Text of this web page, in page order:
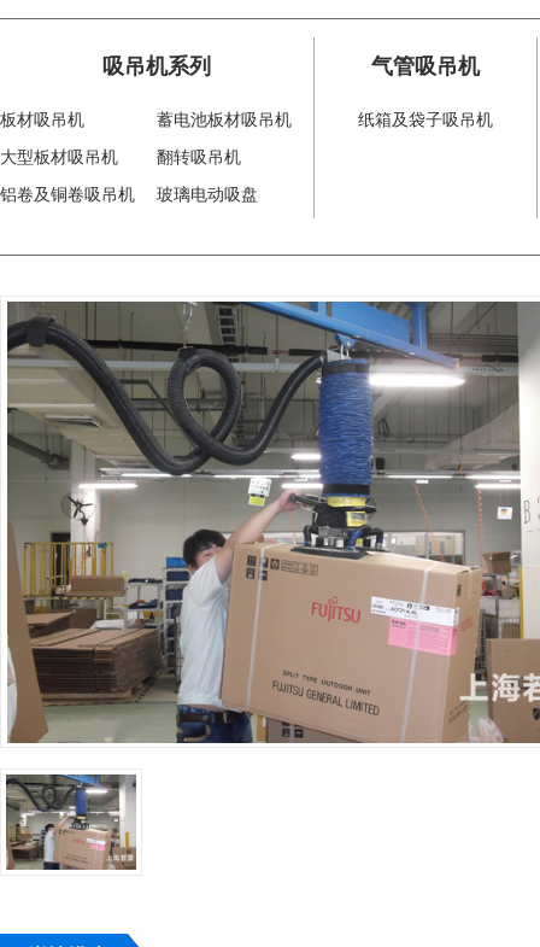
吸吊机系列
板材吸吊机 蓄电池板材吸吊机
大型板材吸吊机 翻转吸吊机
铝卷及铜卷吸吊机 玻璃电动吸盘
气管吸吊机
纸箱及袋子吸吊机